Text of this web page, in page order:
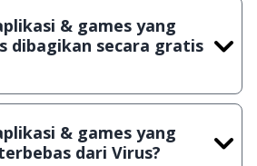
& games yang
dibagikan secara gratis
aplikasi & games yang
& games yang
dari Virus?